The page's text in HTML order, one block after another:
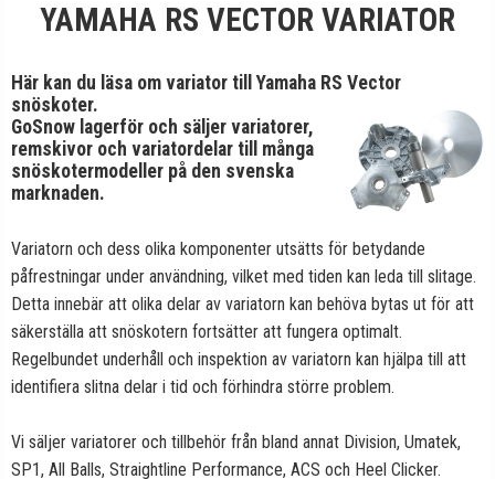
YAMAHA RS VECTOR VARIATOR
Här kan du läsa om variator till Yamaha RS Vector
snöskoter.
GoSnow lagerför och säljer variatorer,
remskivor och variatordelar till många
snöskotermodeller på den svenska
marknaden.
Variatorn och dess olika komponenter utsätts för betydande
påfrestningar under användning, vilket med tiden kan leda till slitage.
Detta innebär att olika delar av variatorn kan behöva bytas ut för att
säkerställa att snöskotern fortsätter att fungera optimalt.
Regelbundet underhåll och inspektion av variatorn kan hjälpa till att
identifiera slitna delar i tid och förhindra större problem.
Vi säljer variatorer och tillbehör från bland annat Division, Umatek,
SP1, All Balls, Straightline Performance, ACS och Heel Clicker.